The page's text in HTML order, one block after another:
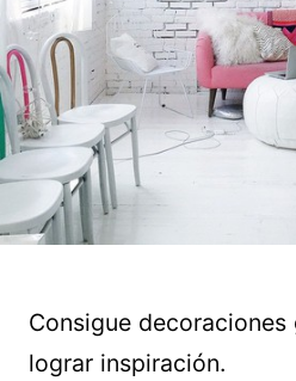
Consigue
lograr inspiración.